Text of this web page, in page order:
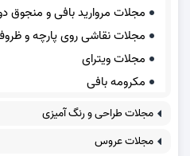
مجلات مروارید بافی و منجوق
مجلات نقاشی روی پارچه و
مجلات ویترای
مکرومه بافی
مجلات طراحی و رنگ آمیزی
مجلات عروس